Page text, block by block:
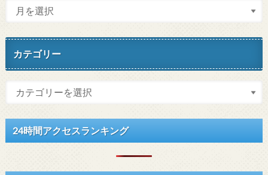
カテゴリー
24時間アクセスランキング